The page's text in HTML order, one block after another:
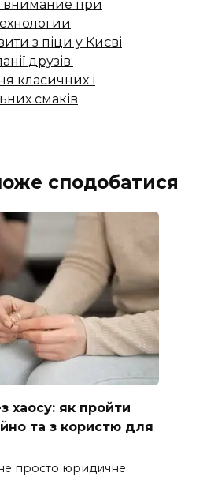
внимание при
з піци у Києві
друзів:
класичних і
смаків
сподобатися
хаосу: як пройти
та з користю для
просто юридичне